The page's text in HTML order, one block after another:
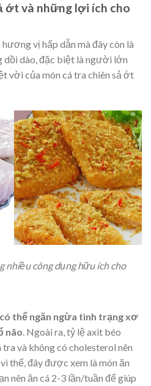
ớt và những lợi ích cho
vị hấp dẫn mà đây còn là
dồi dào, đặc biệt là người lớn
vời của món cá tra chiên sả ớt
nhiều công dụng hữu ích cho
thể ngăn ngừa tình trạng xơ
não. Ngoài ra, tỷ lệ axit béo
và không có cholesterol nên
thế, đây được xem là món ăn
nên ăn cá 2-3 lần/tuần để giúp